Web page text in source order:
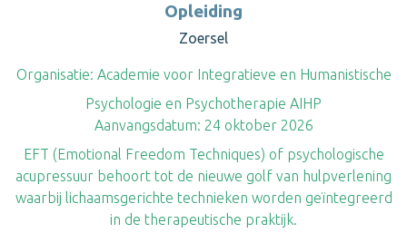
Opleiding
Zoersel
Organisatie: Academie voor Integratieve en Humanistische
Psychologie en Psychotherapie AIHP
Aanvangsdatum: 24 oktober 2026
EFT (Emotional Freedom Techniques) of psychologische
acupressuur behoort tot de nieuwe golf van hulpverlening
waarbij lichaamsgerichte technieken worden geïntegreerd
in de therapeutische praktijk.